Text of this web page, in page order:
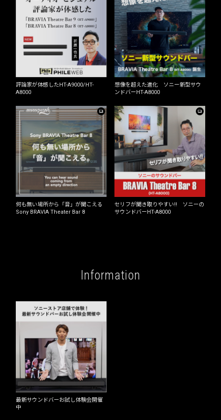
評論家が体感したHT-A9000/HT-
A8000
想像を超えた進化 ソニー新型サウ
ンドバーHT-A8000
何も無い場所から「音」が聞こえる
Sony BRAVIA Theater Bar 8
セリフが聞き取りやすい!! ソニーの
サウンドバーHT-A8000
Information
最新サウンドバーお試し体験会開催
中